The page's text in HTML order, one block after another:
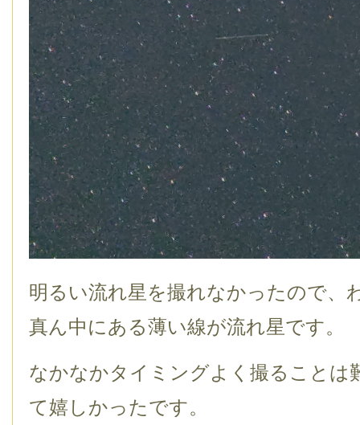
明るい流れ星を撮れなかったので、
真ん中にある薄い線が流れ星です。
なかなかタイミングよく撮ることは
て嬉しかったです。